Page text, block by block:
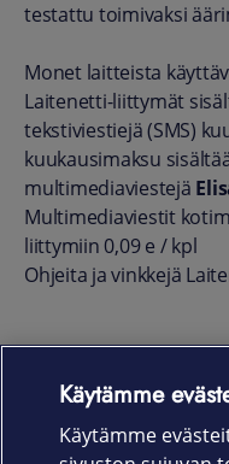
testattu toimivaksi
Monet laitteista
Laitenetti-liittymät
tekstiviestiejä (SMS)
kuukausimaksu
multimediaviestejä
Multimediaviestit
liittymiin 0,09 e / kpl
Ohjeita ja vinkkejä
Laitteet & liittymät
Käytämme
Käytämme